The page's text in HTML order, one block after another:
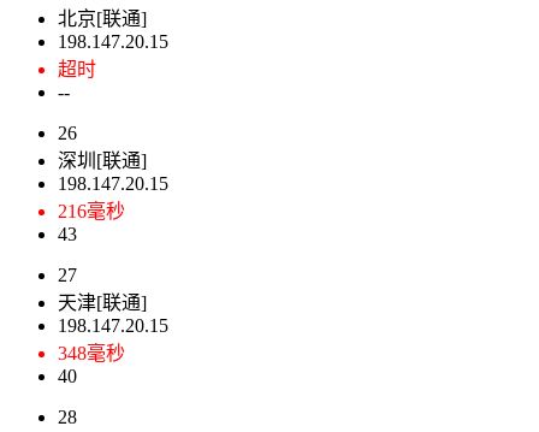
北京[联通]
198.147.20.15
超时
--
26
深圳[联通]
198.147.20.15
216毫秒
43
27
天津[联通]
198.147.20.15
348毫秒
40
28